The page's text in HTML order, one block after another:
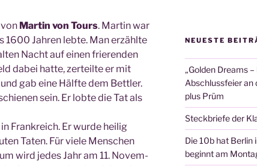
Mar­tin von Tours. Mar­tin war
1600 Jah­ren leb­te. Man erzähl­te
Nacht auf einen frie­ren­den
dabei hat­te, zer­teil­te er mit
gab eine Hälf­te dem Bett­ler.
sein. Er lob­te die Tat als
Frank­reich. Er wur­de hei­lig
Taten. Für vie­le Men­schen
wird jedes Jahr am 11. Novem­
NEUESTE
„Golden Dreams
Abschlussfeier an
plus Prüm
Steckbriefe der
Die 10b hat Berlin
beginnt am